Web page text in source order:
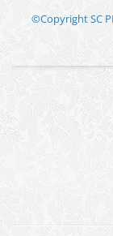
©Copyright SC